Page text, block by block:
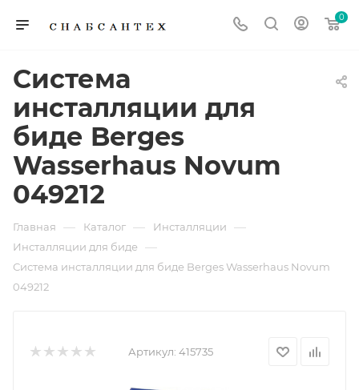
0
Система
инсталляции для
биде Berges
Wasserhaus Novum
049212
Главная — Каталог — Инсталляции —
Инсталляции для биде —
Система инсталляции для биде Berges Wasserhaus Novum
049212
Артикул: 415735